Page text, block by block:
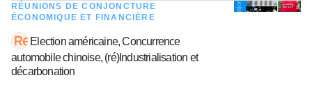
RÉUNIONS DE CONJONCTURE
ÉCONOMIQUE ET FINANCIÈRE
Election américaine, Concurrence
automobile chinoise, (ré)Industrialisation et
décarbonation